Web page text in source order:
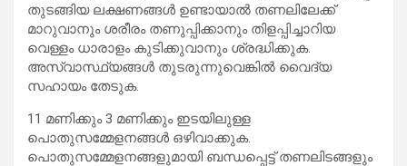
തുടങ്ങിയ ലക്ഷണങ്ങൾ ഉണ്ടായാൽ തണലിലേക്ക്
മാറുവാനും ശരീരം തണുപ്പിക്കാനും തിളപ്പിച്ചാറിയ
വെള്ളം ധാരാളം കുടിക്കുവാനും ശ്രദ്ധിക്കുക.
അസ്വാസ്ഥ്യങ്ങൾ തുടരുന്നുവെങ്കിൽ വൈദ്യ
സഹായം തേടുക.
11 മണിക്കും 3 മണിക്കും ഇടയിലുള്ള
പൊതുസമ്മേളനങ്ങൾ ഒഴിവാക്കുക.
പൊതുസമ്മേളനങ്ങളുമായി ബന്ധപ്പെട്ട് തണലിടങ്ങളും